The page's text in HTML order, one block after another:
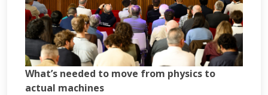
What’s needed to move from physics to
actual machines